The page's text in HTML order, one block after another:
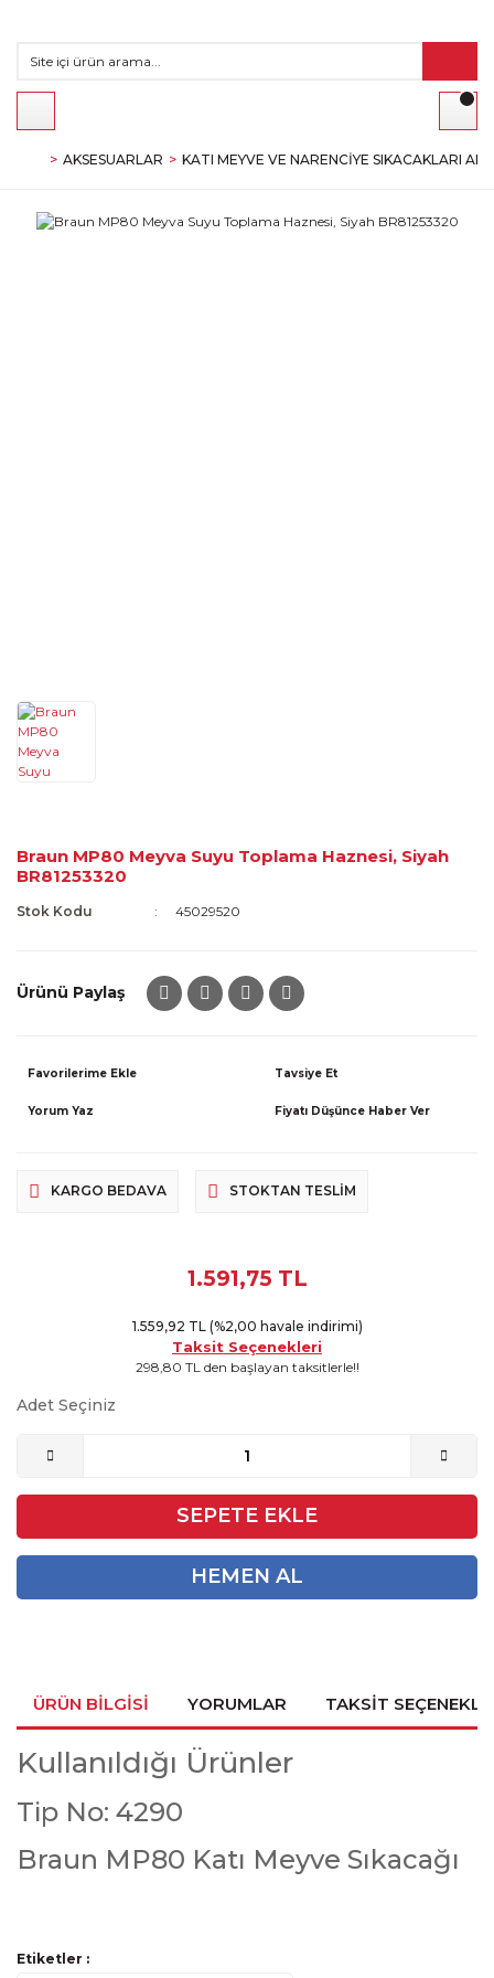
AKSESUARLAR KATI MEYVE VE NARENCIYE SIKACAKLARI
Braun MP80 Meyva Suyu Toplama Haznesi, Siyah
BR81253320
Stok Kodu 45029520
Ürünü Paylaş
Tavsiye Et
Yorum Yaz Fiyatı Düşünce Haber Ver
KARGO BEDAVA STOKTAN TESLIM
1.591,75 TL
1.559,92 TL (%2,00 havale indirimi)
Taksit Seçenekleri
298,80 TL den başlayan taksitlerle!!
Adet Seçiniz
SEPETE EKLE
HEMEN AL
ÜRÜN BILGISI YORUMLAR TAKSIT
Kullanıldığı Ürünler
Tip No: 4290
Braun MP80 Katı Meyve Sıkacağı
Etiketler :